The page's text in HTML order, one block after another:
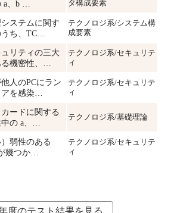
a、b …
タ構成要素
ステムに関す
ち、TC…
テクノロジ系/システム構
成要素
リティの三大
機密性、…
テクノロジ系/セキュリテ
ィ
人のPCにラン
を感染…
テクノロジ系/セキュリテ
ィ
ードに関する
の a、…
テクノロジ系/基礎理論
弱性のある
幾つか…
テクノロジ系/セキュリテ
ィ
度のテスト結果を見る